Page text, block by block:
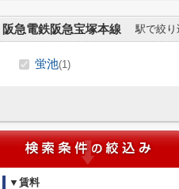
阪急電鉄阪急宝塚本線 駅で絞り
蛍池(1)
▼賃料